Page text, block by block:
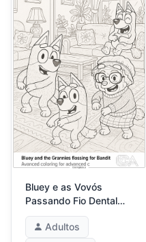
Bluey e as Vovós
Passando Fio Dental
para o Bandit
Adultos